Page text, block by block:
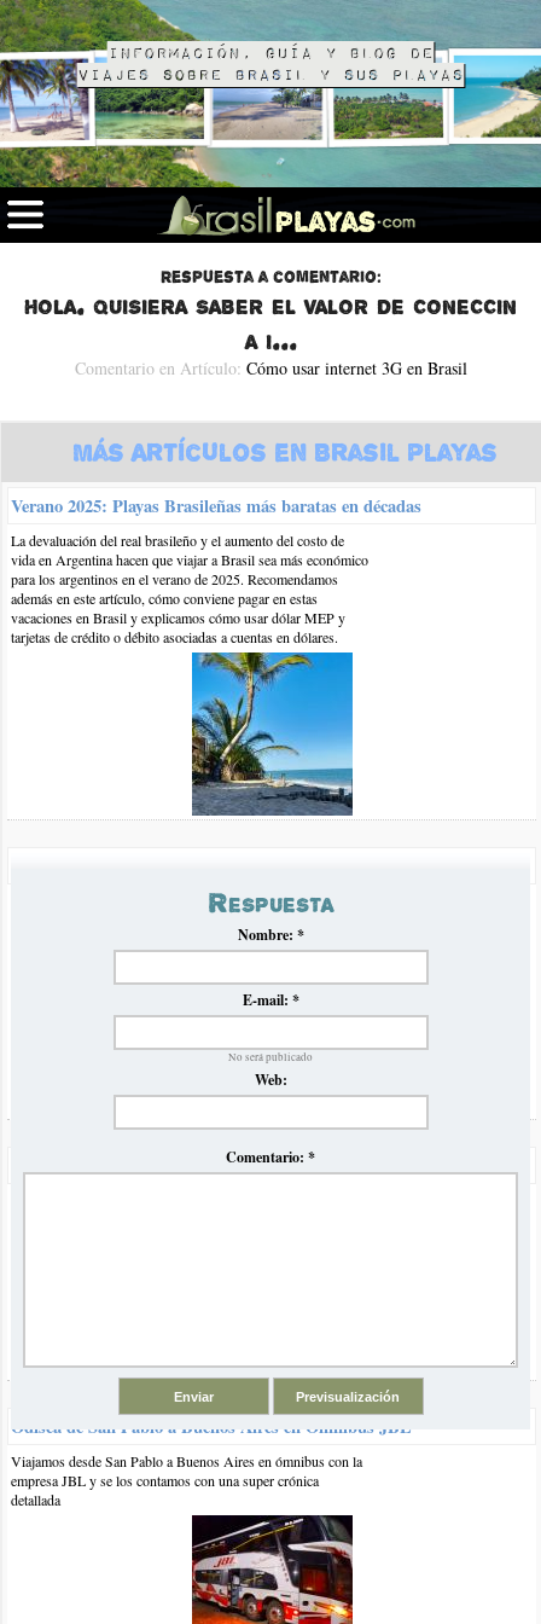
Información, guía y blog de
viajes sobre Brasil y sus playas
Respuesta a comentario:
hola. quisiera saber el valor de coneccin
a i...
Comentario en Artículo: Cómo usar internet 3G en Brasil
30-dic-2015 | por andrea
hola. quisiera saber el valor de coneccin a internet con la
empresa vivo en brasil. gracias
Respuesta
Nombre: *
E-mail: *
No será publicado
Web:
Comentario: *
El artículo comentado está vinculado a las siguientes categorías y
etiquetas:
Información
Más Artículos en Brasil Playas
Verano 2025: Playas Brasileñas más baratas en décadas
La devaluación del real brasileño y el aumento del costo de
vida en Argentina hacen que viajar a Brasil sea más económico
para los argentinos en el verano de 2025. Recomendamos
además en este artículo, cómo conviene pagar en estas
vacaciones en Brasil y explicamos cómo usar dólar MEP y
tarjetas de crédito o débito asociadas a cuentas en dólares.
Luego de la crisis de inflación en Argentina del verano pasado
que impidió establecer normalmente un panorama claro de
precios de omnibús hacia Brasil, volvemos con nuestro
tradicional informe en el que recopilamos y analizamos los
Precios Omnibus a Brasil Verano 2023
Odisea de San Pablo a Buenos Aires en Omnibus JBL
Viajamos desde San Pablo a Buenos Aires en ómnibus con la
empresa JBL y se los contamos con una super crónica
detallada